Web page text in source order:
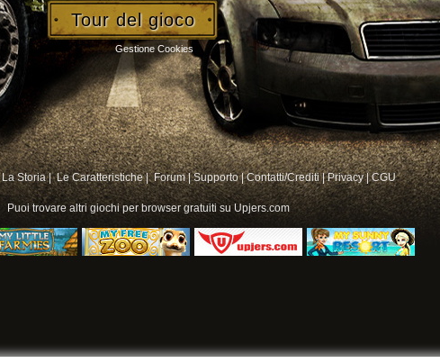
Tour del gioco
La Storia | Le Caratteristiche | Forum|Supporto|Contatti/Crediti|Privacy|CGU
Puoi trovare altrigiochi per browser gratuiti su Upjers.com
Gestione Cookies